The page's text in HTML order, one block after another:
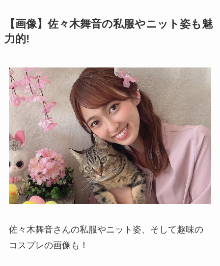
【画像】佐々木舞音の私服やニット姿も魅
力的!
佐々木舞音さんの私服やニット姿、そして趣味の
コスプレの画像も！